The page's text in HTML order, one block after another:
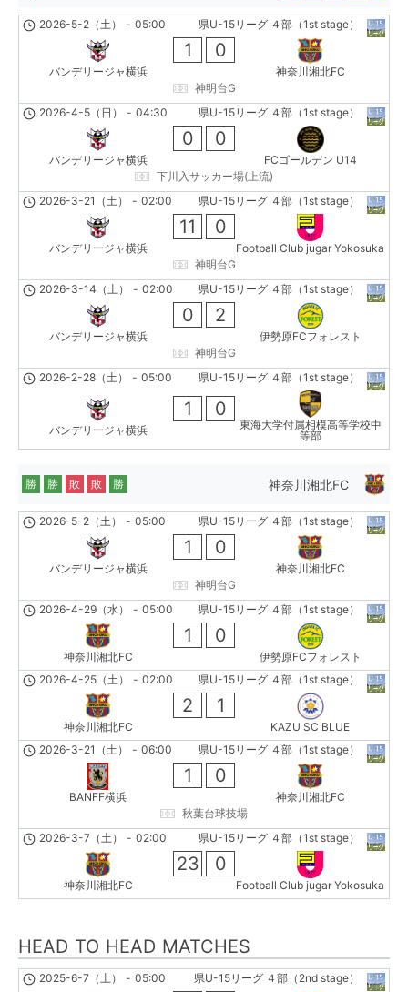
県U-15リーグ ４部（1st stage）
2026-5-2（土） - 05:00
バンデリージャ横浜
1 0
神奈川湘北FC
神明台G
県U-15リーグ ４部（1st stage）
2026-4-5（日） - 04:30
バンデリージャ横浜
0 0
FCゴールデン U14
下川入サッカー場(上流)
県U-15リーグ ４部（1st stage）
2026-3-21（土） - 02:00
バンデリージャ横浜
11 0
Football Club jugar Yokosuka
神明台G
県U-15リーグ ４部（1st stage）
2026-3-14（土） - 02:00
バンデリージャ横浜
0 2
伊勢原FCフォレスト
神明台G
県U-15リーグ ４部（1st stage）
2026-2-28（土） - 05:00
バンデリージャ横浜
1 0
東海大学付属相模高等学校中
等部
神奈川湘北FC
勝 勝 敗 敗 勝
県U-15リーグ ４部（1st stage）
2026-5-2（土） - 05:00
バンデリージャ横浜
1 0
神奈川湘北FC
神明台G
県U-15リーグ ４部（1st stage）
2026-4-29（水） - 05:00
神奈川湘北FC
1 0
伊勢原FCフォレスト
県U-15リーグ ４部（1st stage）
2026-4-25（土） - 02:00
神奈川湘北FC
2 1
KAZU SC BLUE
県U-15リーグ ４部（1st stage）
2026-3-21（土） - 06:00
BANFF横浜
1 0
神奈川湘北FC
秋葉台球技場
県U-15リーグ ４部（1st stage）
2026-3-7（土） - 02:00
神奈川湘北FC
23 0
Football Club jugar Yokosuka
HEAD TO HEAD MATCHES
県U-15リーグ ４部（2nd stage）
2025-6-7（土） - 05:00